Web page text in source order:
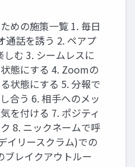
めの施策一覧 1. 毎日
通話を誘う 2. ペアプ
む 3. シームレスに
態にする 4. Zoomの
状態にする 5. 分報で
合う 6. 相手へのメッ
を付ける 7. ポジティ
8. ニックネームで呼
イリースクラム)での
レイクアウトルー